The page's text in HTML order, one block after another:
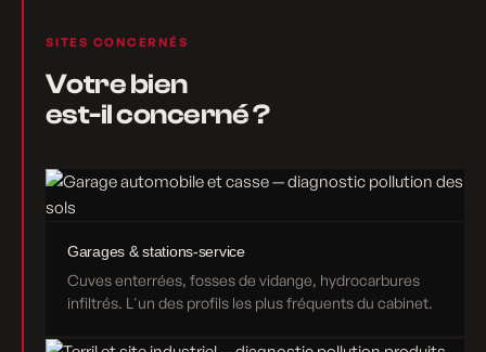
SITES CONCERNÉS
Votre bien
est-il concerné ?
Garages & stations-service
Cuves enterrées, fosses de vidange, hydrocarbures
infiltrés. L'un des profils les plus fréquents du cabinet.